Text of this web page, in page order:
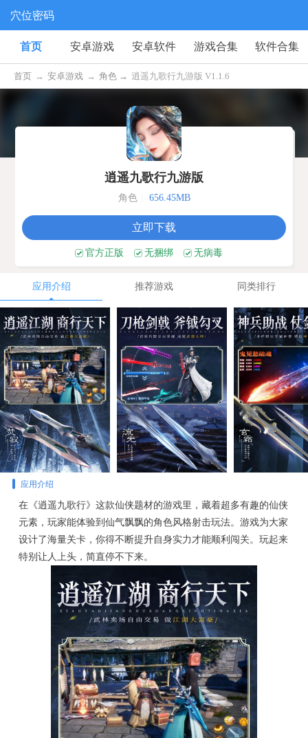
穴位密码
首页 安卓游戏 安卓软件 游戏合集 软件合集
首页 → 安卓游戏 → 角色 → 逍遥九歌行九游版 V1.1.6
逍遥九歌行九游版
角色 656.45MB
立即下载
官方正版 无捆绑 无病毒
应用介绍 推荐游戏 同类排行
应用介绍
在《逍遥九歌行》这款仙侠题材的游戏里，藏着超多有趣的仙侠
元素，玩家能体验到仙气飘飘的角色风格射击玩法。游戏为大家
设计了海量关卡，你得不断提升自身实力才能顺利闯关。玩起来
特别让人上头，简直停不下来。